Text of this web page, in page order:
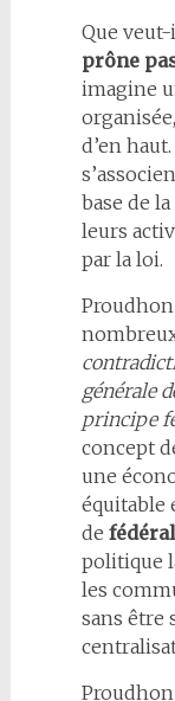
Que
prône
imagine
d’en
base de
leurs
par la loi.
générale
principe
concept
une
équitable
de
politique
les
sans être
Proudhon